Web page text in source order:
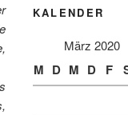
KALENDER
März 2020
M D M D F